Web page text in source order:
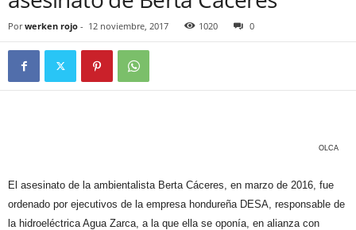
Por werken rojo - 12 noviembre, 2017 1020 0
OLCA
El asesinato de la ambientalista Berta Cáceres, en marzo de 2016, fue
ordenado por ejecutivos de la empresa hondureña DESA, responsable de
la hidroeléctrica Agua Zarca, a la que ella se oponía, en alianza con